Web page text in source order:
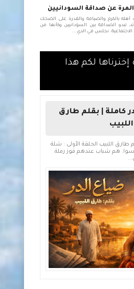
عن صداقة السودانيين
أهله بالكرم والضيافة والقدرة على الضحك
تبدو الصداقة بين السودانيين وكأنها من
الاجتماعية. نجلس في الدي...
لكم هذا
كاملة | بقلم طارق
اللبيب
طارق اللبيب الحلقة الأولى : شلة
هم شباب عندهم قوز رملة.